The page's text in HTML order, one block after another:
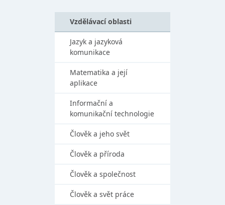
Vzdělávací oblasti
Jazyk a jazyková
komunikace
Matematika a její
aplikace
Informační a
komunikační technologie
Člověk a jeho svět
Člověk a příroda
Člověk a společnost
Člověk a svět práce